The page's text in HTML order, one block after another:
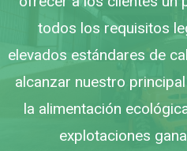
todos los requisitos
elevados estándares de
alcanzar nuestro
la alimentación
explotaciones